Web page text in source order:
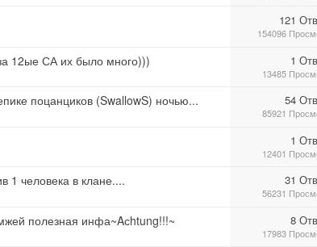
121
154096
12ые СА их было много))) 1
13485
поцанциков (SwallowS) ночью... 54
85921
1
12401
1 человека в клане.... 31
56231
полезная инфа~Aсhtung!!!~ 8
17983